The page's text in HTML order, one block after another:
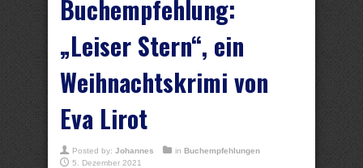
Buchempfehlung:
„Leiser Stern“, ein
Weihnachtskrimi von
Eva Lirot
Posted by: Johannes in Buchempfehlungen
5. Dezember 2021